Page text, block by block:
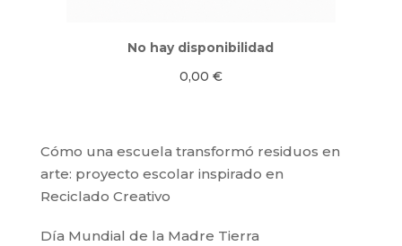
No hay disponibilidad
0,00 €
Cómo una escuela transformó residuos en
arte: proyecto escolar inspirado en
Reciclado Creativo
Día Mundial de la Madre Tierra